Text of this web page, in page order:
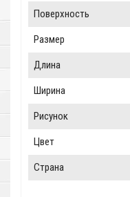
Поверхность
Размер
Длина
Ширина
Рисунок
Цвет
Страна